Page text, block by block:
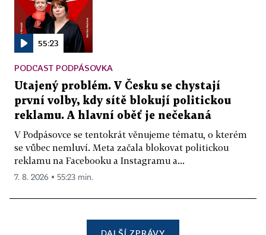
55:23
PODCAST PODPÁSOVKA
Utajený problém. V Česku se chystají
první volby, kdy sítě blokují politickou
reklamu. A hlavní oběť je nečekaná
V Podpásovce se tentokrát věnujeme tématu, o kterém
se vůbec nemluví. Meta začala blokovat politickou
reklamu na Facebooku a Instagramu a...
7. 8. 2026 ▪ 55:23 min.
DALŠÍ ZPRÁVY